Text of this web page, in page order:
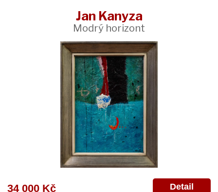
Jan Kanyza
Modrý horizont
34 000 Kč Detail